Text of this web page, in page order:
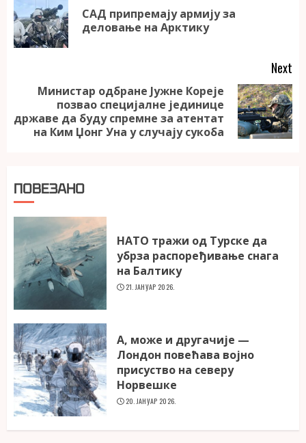
Reading
САД припремају армију за
деловање на Арктику
Next
post:
Министар одбране Јужне Кореје
позвао специјалне јединице
државе да буду спремне за атентат
на Ким Џонг Уна у случају сукоба
ПОВЕЗАНО
НАТО тражи од Турске да
убрза распоређивање снага
на Балтику
21. ЈАНУАР 2026.
А, може и другачије —
Лондон повећава војно
присуство на северу
Норвешке
20. ЈАНУАР 2026.